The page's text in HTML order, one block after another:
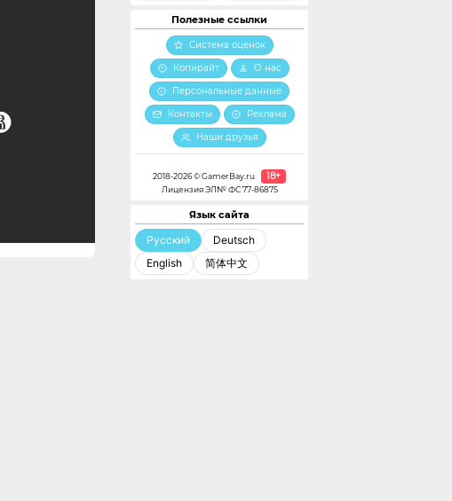
Полезные ссылки
Система оценок
Копирайт
О нас
Персональные данные
Контакты
Реклама
Наши друзья
2018-2026 © GamerBay.ru 18+
Лицензия ЭЛ№ ФС 77-86875
Язык сайта
Русский
Deutsch
English
简体中文